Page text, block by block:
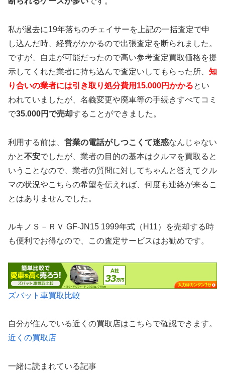
私が過去に19年落ちのチェイサーを上記の一括査定で申
し込んだ時、経費がかかるので出張査定を断られました。
ですが、自走が可能だったので高い参考査定買取価格を提
示してくれた業者に持ち込んで査定いしてもらった所、 知
り合いの業者には引き取り処分費用15.000円かかるとい
われていましたが、名義変更や廃車等の手続きすべてコミ
で35.000円で売却することができました。
利用する前は、 営業の電話がしつこくて迷惑なんじゃない
かと不安でしたが、業者の目的の基本はクルマを買取ると
いうことなので、業者の質問に対してちゃんと答えてクル
マの状況やこちらの希望を伝えれば、何度も連絡が来るこ
とはありませんでした。
ルキノＳ－ＲＶ GF-JN15 1999年式（H11）を売却する時
も便利でお得なので、この査定サービスはお勧めです。
ズバット車買取比較
自分が住んでいる近くの買取店はこちらで確認できます。
近くの買取店
一緒に読まれている記事